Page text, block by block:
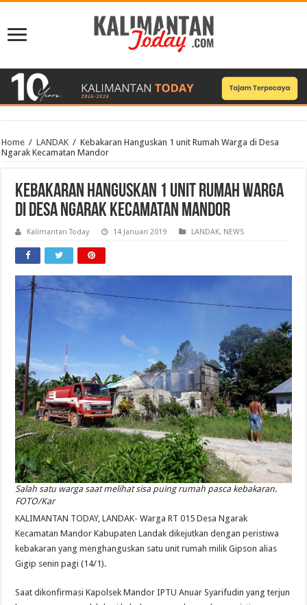
Home / LANDAK / Kebakaran Hanguskan 1 unit Rumah Warga di Desa
Ngarak Kecamatan Mandor
Kebakaran Hanguskan 1 unit Rumah Warga
di Desa Ngarak Kecamatan Mandor
Kalimantan Today 14 Januari 2019 LANDAK, NEWS
Salah satu warga saat melihat sisa puing rumah pasca kebakaran.
FOTO/Kar
KALIMANTAN TODAY, LANDAK- Warga RT 015 Desa Ngarak
Kecamatan Mandor Kabupaten Landak dikejutkan dengan peristiwa
kebakaran yang menghanguskan satu unit rumah milik Gipson alias
Gigip senin pagi (14/1).
Saat dikonfirmasi Kapolsek Mandor IPTU Anuar Syarifudin yang terjun